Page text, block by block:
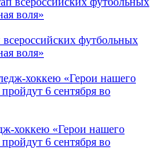
футбольных
воля»
хоккею «Герои нашего
6 сентября во